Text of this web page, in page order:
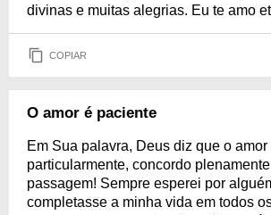
divinas e muitas alegrias. Eu te amo
COPIAR
O amor é paciente
Em Sua palavra, Deus diz que o
particularmente, concordo
passagem! Sempre esperei por
completasse a minha vida em todos